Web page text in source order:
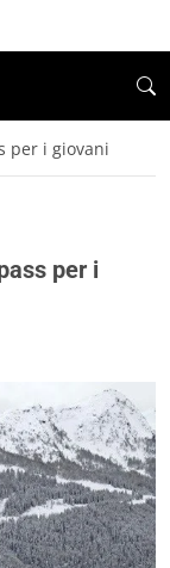
per i giovani
per i